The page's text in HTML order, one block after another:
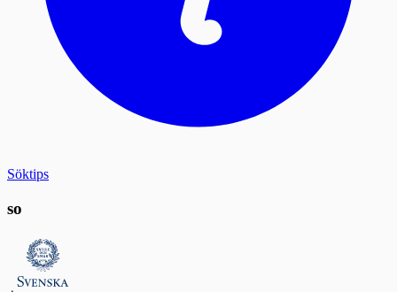
Söktips
so